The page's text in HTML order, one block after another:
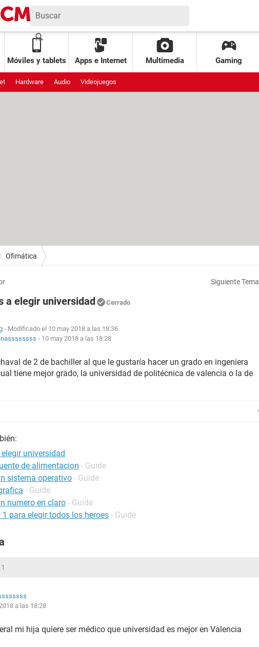
Móviles y tablets Apps e Internet Multimedia Gaming
Hardware Audio Videojuegos
Ofimática
Siguiente Tema
a elegir universidad Cerrado
- Modificado el 10 may 2018 a las 18:36
- 10 may 2018 a las 18:28
de 2 de bachiller al que le gustaría hacer un grado en ingeniera
tiene mejor grado, la universidad de politécnica de valencia o la de
universidad
de alimentacion - Guide
sistema operativo - Guide
- Guide
numero en claro - Guide
para elegir todos los heroes - Guide
a las 18:28
mi hija quiere ser médico que universidad es mejor en Valencia